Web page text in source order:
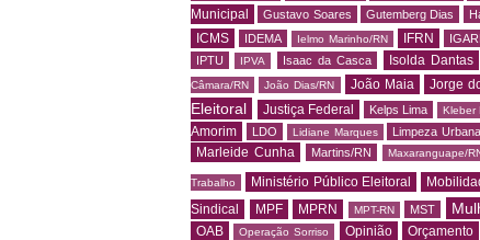
Municipal
Gustavo Soares Gutemberg Dias
ICMS IDEMA Ielmo Marinho/RN IFRN
IPTU IPVA Isaac da Casca Isolda Dantas
Câmara/RN
João Dias/RN João Maia Jorge
Eleitoral
Justiça Federal Kelps Lima Kleber
Amorim
LDO Lidiane Marques Limpeza Urbana
Marleide Cunha Martins/RN Maxaranguape/
Trabalho Ministério Público Eleitoral
Sindical
MPF MPRN MPT-RN MST
OAB Operação Sorriso Opinião Orçamento